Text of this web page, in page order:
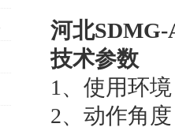
河北SDMG-
技术参数
1、使用环
2、动作角